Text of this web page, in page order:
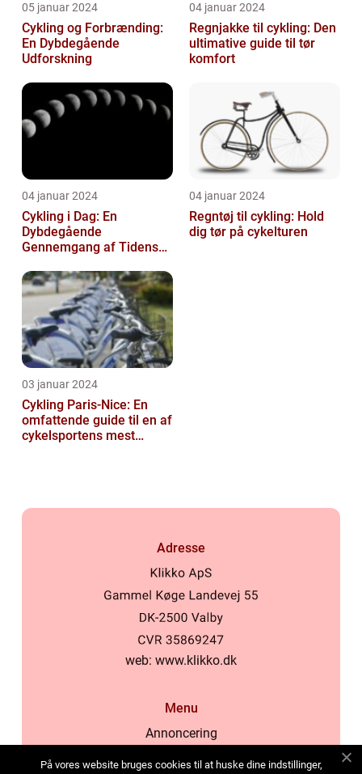
05 januar 2024
Cykling og Forbrænding:
En Dybdegående
Udforskning
04 januar 2024
Regnjakke til cykling: Den
ultimative guide til tør
komfort
04 januar 2024
Cykling i Dag: En
Dybdegående
Gennemgang af Tidens
04 januar 2024
Regntøj til cykling: Hold
dig tør på cykelturen
03 januar 2024
Cykling Paris-Nice: En
omfattende guide til en af
cykelsportens mest
Adresse
web: www.klikko.dk
Menu
Annoncering
På vores website bruges cookies til at huske dine indstillinger,